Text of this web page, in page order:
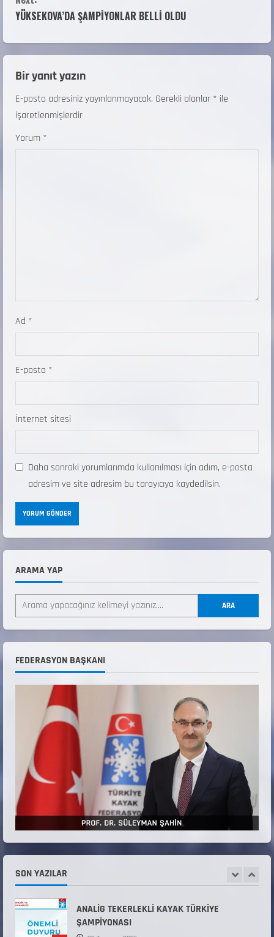
YÜKSEKOVA’DA ŞAMPİYONLAR BELLİ OLDU
Bir yanıt yazın
E-posta adresiniz yayınlanmayacak. Gerekli alanlar * ile
işaretlenmişlerdir
Yorum *
Ad *
E-posta *
İnternet sitesi
Daha sonraki yorumlarımda kullanılması için adım, e-posta
adresim ve site adresim bu tarayıcıya kaydedilsin.
ARAMA YAP
ARA
FEDERASYON BAŞKANI
SON YAZILAR
3
ANALİG TEKERLEKLİ KAYAK TÜRKİYE
ŞAMPİYONASI GÖREVLİ LİSTESİ
Teknik Kurul ve Alt Kurul Üyelerimiz
Belirlendi
KAYAKLI KOŞU VE BİATHLON 3.KADEME
ANTRENÖRLÜK KURSU DUYURUSU
12 Temmuz 2026
Millî Savunma Bakanlığı Kara, Deniz ve Hava
Kuvvetleri Komutanlıklarına 2026 Yılı (2026-
2 Dönem) Sporcu Branşı Sözleşmeli Er
Temini Başvuruları Başlamıştır.
2
ANALİG TEKERLEKLİ KAYAK TÜRKİYE
ANALİG TEKERLEKLİ KAYAK TÜRKİYE
ŞAMPİYONASI GÖREVLİ LİSTESİ